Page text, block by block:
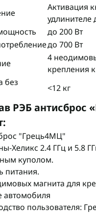
Активация
удлинителе
до 200 Вт
до 700 Вт
4
крепления
без
<12 кг
РЭБ антисброс
"Грець4МЦ"
Хеликс 2.4 ГГц и 5.8
куполом.
питания.
магнита для
автомобиля
пользователя: